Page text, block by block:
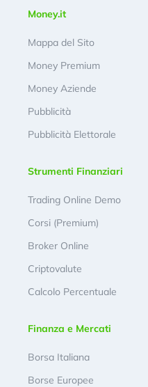
Money.it
Mappa del Sito
Money Premium
Money Aziende
Pubblicità
Pubblicità Elettorale
Strumenti Finanziari
Trading Online Demo
Corsi (Premium)
Broker Online
Criptovalute
Calcolo Percentuale
Finanza e Mercati
Borsa Italiana
Borse Europee